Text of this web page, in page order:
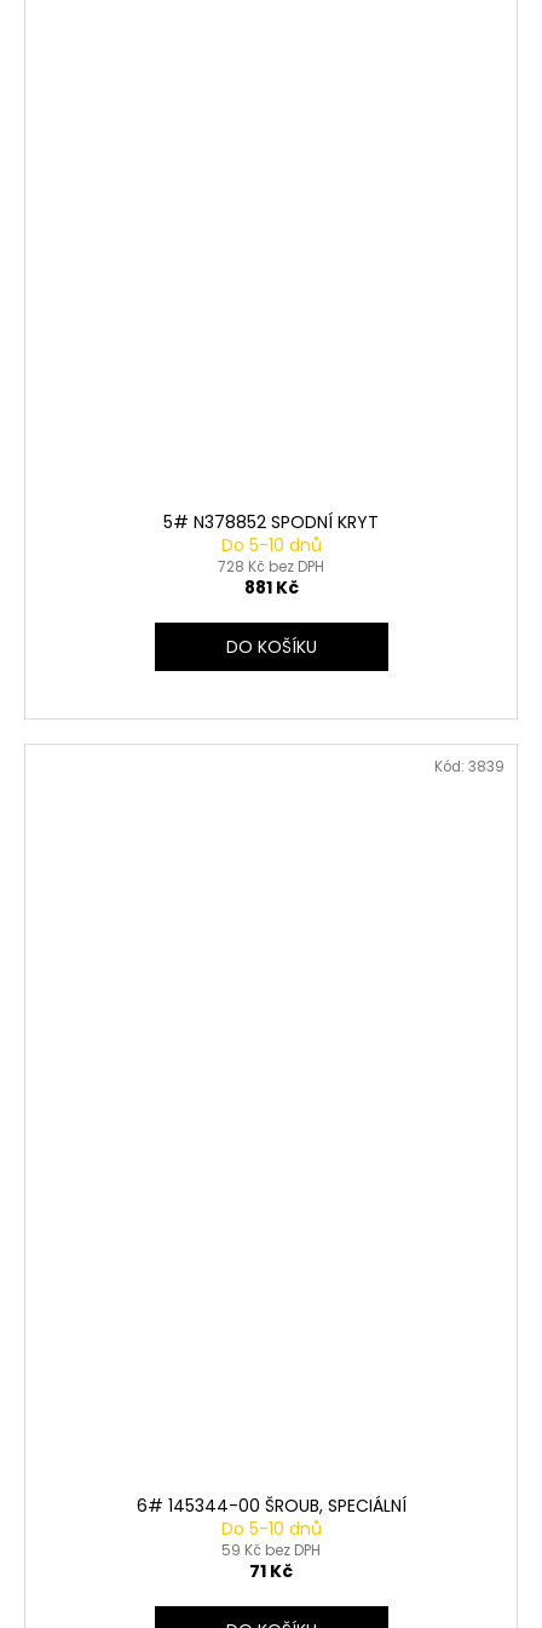
5# N378852 SPODNÍ KRYT
Do 5-10 dnů
728 Kč bez DPH
881 Kč
DO KOŠÍKU
6# 145344-00 ŠROUB, SPECIÁLNÍ
Do 5-10 dnů
59 Kč bez DPH
71 Kč
Kód: 3839